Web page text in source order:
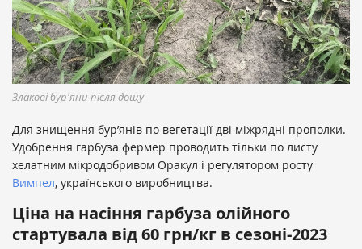
Злакові бур'яни після дощу
Для знищення бур’янів по вегетації дві міжрядні прополки.
Удобрення гарбуза фермер проводить тільки по листу
хелатним мікродобривом Оракул і регулятором росту
Вимпел, українського виробництва.
Ціна на насіння гарбуза олійного
стартувала від 60 грн/кг в сезоні-2023